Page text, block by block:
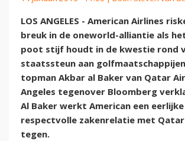
LOS ANGELES - American Airlines
breuk in de oneworld-alliantie als
poot stijf houdt in de kwestie rond
staatssteun aan
topman Akbar al Baker van Qatar
Angeles tegenover Bloomberg
Al Baker werkt American een
respectvolle zakenrelatie met
tegen.